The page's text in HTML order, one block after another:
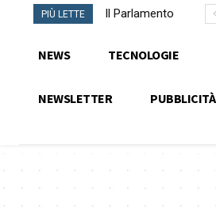
PIÙ LETTE
Il Parlamento
Sogin nel
nucleare
NEWS TECNOLOGIE
NEWSLETTER PUBBLICITÀ